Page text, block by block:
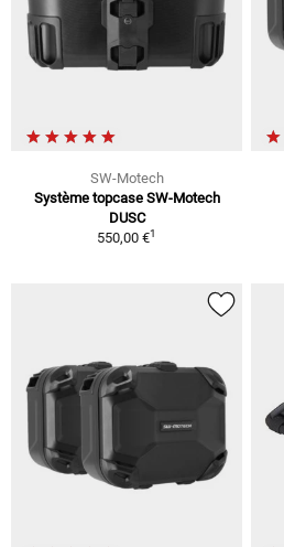
SW-Motech
Système topcase SW-Motech
DUSC
550,00 €1